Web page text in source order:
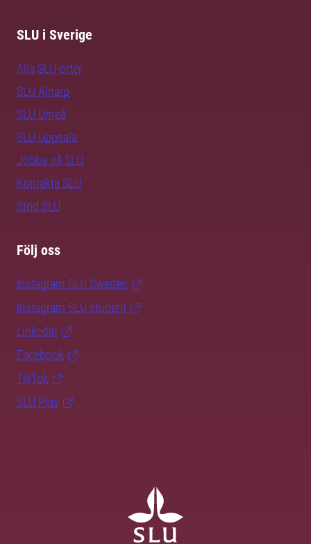
SLU i Sverige
Alla SLU-orter
SLU Alnarp
SLU Umeå
SLU Uppsala
Jobba på SLU
Kontakta SLU
Stöd SLU
Följ oss
Instagram SLU.Sweden
Instagram SLU.student
LinkedIn
Facebook
TikTok
SLU Play